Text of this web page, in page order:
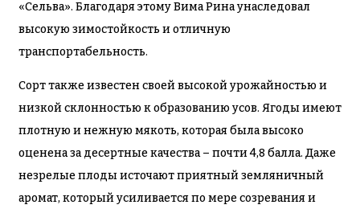
«Сельва». Благодаря этому Вима Рина унаследовал
высокую зимостойкость и отличную
транспортабельность.
Сорт также известен своей высокой урожайностью и
низкой склонностью к образованию усов. Ягоды имеют
плотную и нежную мякоть, которая была высоко
оценена за десертные качества – почти 4,8 балла. Даже
незрелые плоды источают приятный земляничный
аромат, который усиливается по мере созревания и